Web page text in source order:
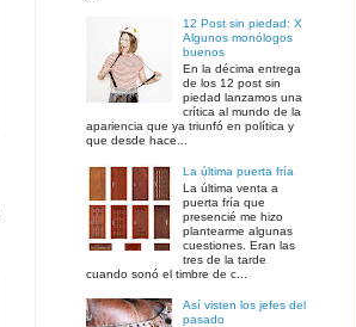
12 Post sin piedad: X
Algunos monólogos
buenos
En la décima entrega
de los 12 post sin
piedad lanzamos una
crítica al mundo de la
apariencia que ya triunfó en política y
que desde hace...
La última puerta fría
La última venta a
puerta fría que
presencié me hizo
plantearme algunas
cuestiones. Eran las
tres de la tarde
cuando sonó el timbre de c...
Así visten los jefes del
pasado